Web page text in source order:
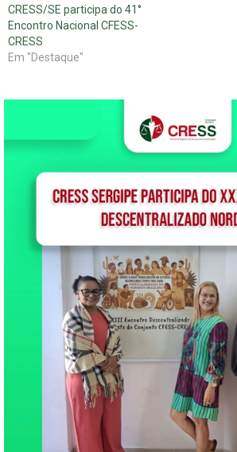
Nacional CFESS-CRESS,
evento realizado em Brasília
(DF) entre os dias 8 e 11 de
setembro. O documento
CRESS/SE participa do 41°
Encontro Nacional CFESS-
CRESS
Em "Destaque"